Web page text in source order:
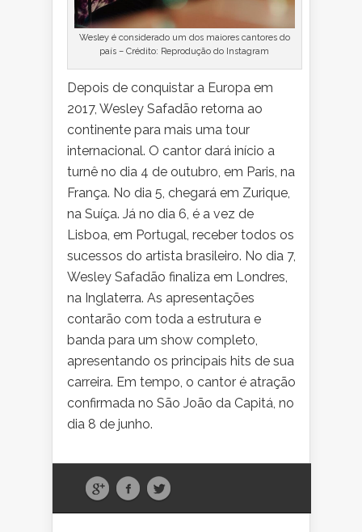
Wesley é considerado um dos maiores cantores do
país – Crédito: Reprodução do Instagram
Depois de conquistar a Europa em
2017, Wesley Safadão retorna ao
continente para mais uma tour
internacional. O cantor dará início a
turnê no dia 4 de outubro, em Paris, na
França. No dia 5, chegará em Zurique,
na Suíça. Já no dia 6, é a vez de
Lisboa, em Portugal, receber todos os
sucessos do artista brasileiro. No dia 7,
Wesley Safadão finaliza em Londres,
na Inglaterra. As apresentações
contarão com toda a estrutura e
banda para um show completo,
apresentando os principais hits de sua
carreira. Em tempo, o cantor é atração
confirmada no São João da Capitá, no
dia 8 de junho.